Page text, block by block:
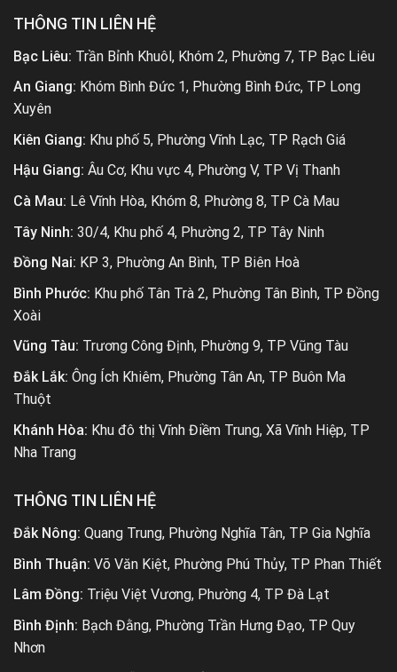
THÔNG TIN LIÊN HỆ
Bạc Liêu: Trần Bỉnh Khuôl, Khóm 2, Phường 7, TP Bạc Liêu
An Giang: Khóm Bình Đức 1, Phường Bình Đức, TP Long
Xuyên
Kiên Giang: Khu phố 5, Phường Vĩnh Lạc, TP Rạch Giá
Hậu Giang: Âu Cơ, Khu vực 4, Phường V, TP Vị Thanh
Cà Mau: Lê Vĩnh Hòa, Khóm 8, Phường 8, TP Cà Mau
Tây Ninh: 30/4, Khu phố 4, Phường 2, TP Tây Ninh
Đồng Nai: KP 3, Phường An Bình, TP Biên Hoà
Bình Phước: Khu phố Tân Trà 2, Phường Tân Bình, TP Đồng
Xoài
Vũng Tàu: Trương Công Định, Phường 9, TP Vũng Tàu
Đắk Lắk: Ông Ích Khiêm, Phường Tân An, TP Buôn Ma
Thuột
Khánh Hòa: Khu đô thị Vĩnh Điềm Trung, Xã Vĩnh Hiệp, TP
Nha Trang
THÔNG TIN LIÊN HỆ
Đắk Nông: Quang Trung, Phường Nghĩa Tân, TP Gia Nghĩa
Bình Thuận: Võ Văn Kiệt, Phường Phú Thủy, TP Phan Thiết
Lâm Đồng: Triệu Việt Vương, Phường 4, TP Đà Lạt
Bình Định: Bạch Đằng, Phường Trần Hưng Đạo, TP Quy
Nhơn